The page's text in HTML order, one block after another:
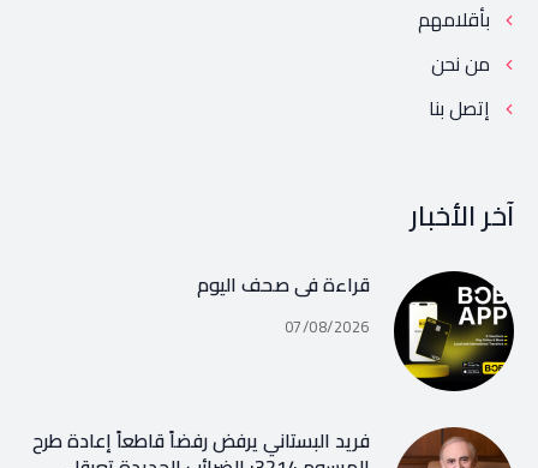
بأقلامهم
من نحن
إتصل بنا
آخر الأخبار
قراءة في صحف اليوم
07/08/2026
فريد البستاني يرفض رفضاً قاطعاً إعادة طرح